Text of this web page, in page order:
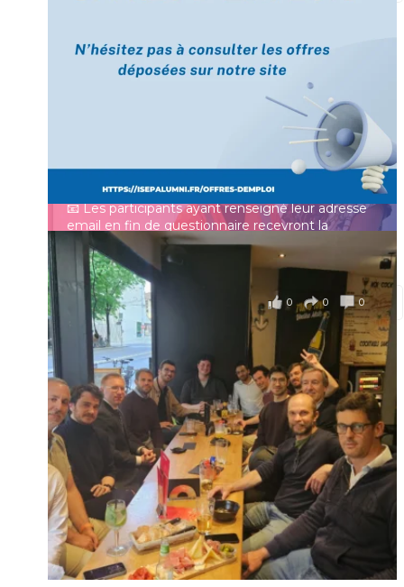
Charger plus Suivre sur Instagram
[Enquête IESF 2026] Top départ 🚀
👩‍🎓 Ingénieurs diplômés, vous avez jusqu’au 31
mai pour participer et faire entendre votre voix !
Depuis plus de 60 ans, cette enquête vise à établir
un panorama complet de la situation socio-
professionnelle des ingénieurs et scientifiques
français.
📧 Les participants ayant renseigné leur adresse
email en fin de questionnaire recevront la
synthèse des résultats...Voir plus
il y a 4 mois
0 0 0
Voir sur Facebook
Prénom
Mot de passe
Se souvenir de moi
Connexion
Identifiant oublié ?
Mot de passe
oublié ?